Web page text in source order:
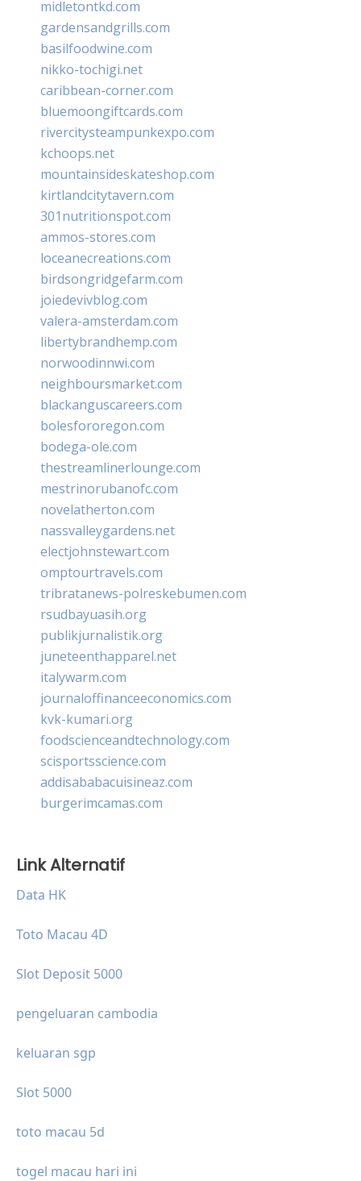
midletontkd.com
gardensandgrills.com
basilfoodwine.com
nikko-tochigi.net
caribbean-corner.com
bluemoongiftcards.com
rivercitysteampunkexpo.com
kchoops.net
mountainsideskateshop.com
kirtlandcitytavern.com
301nutritionspot.com
ammos-stores.com
loceanecreations.com
birdsongridgefarm.com
joiedevivblog.com
valera-amsterdam.com
libertybrandhemp.com
norwoodinnwi.com
neighboursmarket.com
blackanguscareers.com
bolesfororegon.com
bodega-ole.com
thestreamlinerlounge.com
mestrinorubanofc.com
novelatherton.com
nassvalleygardens.net
electjohnstewart.com
omptourtravels.com
tribratanews-polreskebumen.com
rsudbayuasih.org
publikjurnalistik.org
juneteenthapparel.net
italywarm.com
journaloffinanceeconomics.com
kvk-kumari.org
foodscienceandtechnology.com
scisportsscience.com
addisababacuisineaz.com
burgerimcamas.com
Link Alternatif
Data HK
Toto Macau 4D
Slot Deposit 5000
pengeluaran cambodia
keluaran sgp
Slot 5000
toto macau 5d
togel macau hari ini